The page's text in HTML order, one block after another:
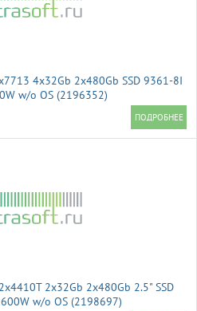
4x32Gb 2x480Gb SSD 9361-8I
w/o OS (2196352)
2x32Gb 2x480Gb 2.5" SSD
w/o OS (2198697)